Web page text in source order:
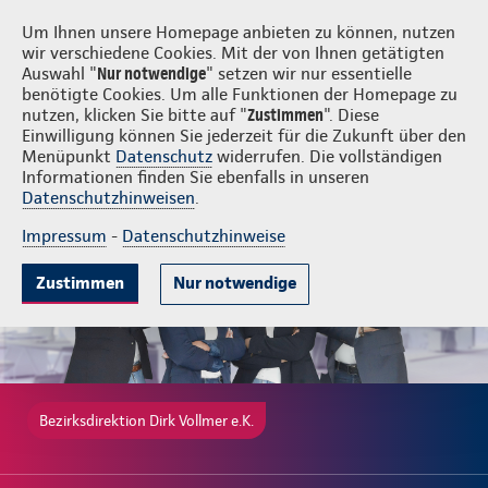
Um Ihnen unsere Homepage anbieten zu können, nutzen
wir verschiedene Cookies. Mit der von Ihnen getätigten
Auswahl "Nur notwendige" setzen wir nur essentielle
benötigte Cookies. Um alle Funktionen der Homepage zu
nutzen, klicken Sie bitte auf "Zustimmen". Diese
Einwilligung können Sie jederzeit für die Zukunft über den
Menüpunkt Datenschutz widerrufen. Die vollständigen
Informationen finden Sie ebenfalls in unseren
Datenschutzhinweisen.
Impressum - Datenschutzhinweise
Zustimmen Nur notwendige
Dirk Vollmer e.K. Login
Ambulante Zusatzversicherung Krankenhauszusatzversicherung
Bezirksdirektion Dirk Vollmer e.K.